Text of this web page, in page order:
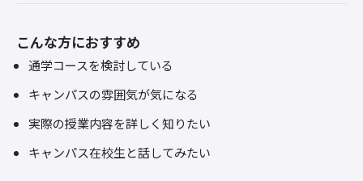
こんな方におすすめ
通学コースを検討している
キャンパスの雰囲気が気になる
実際の授業内容を詳しく知りたい
キャンパス在校生と話してみたい